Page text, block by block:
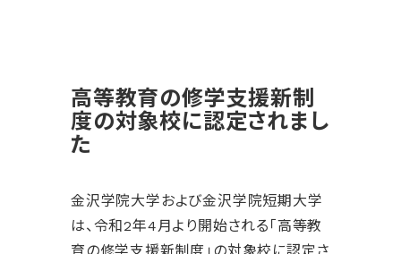
高等教育の修学支援新制
度の対象校に認定されまし
た
金沢学院大学および金沢学院短期大学
は、令和2年4月より開始される「高等教